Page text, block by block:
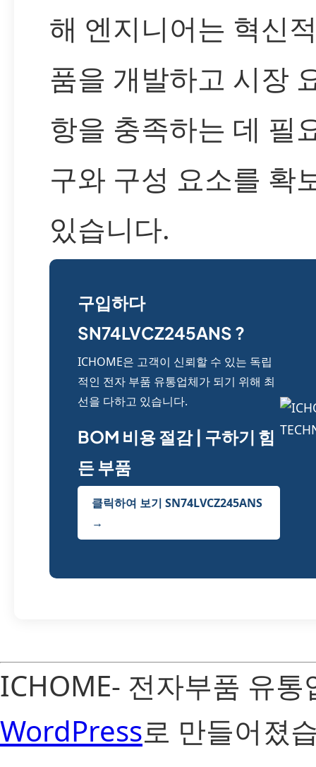
해 엔지니어는 혁신
품을 개발하고 시장
항을 충족하는 데 필
구와 구성 요소를 확
있습니다.
구입하다
SN74LVCZ245ANS ?
ICHOME은 고객이 신뢰할 수 있는 독립
적인 전자 부품 유통업체가 되기 위해 최
선을 다하고 있습니다.
BOM 비용 절감 | 구하기 힘
든 부품
클릭하여 보기 SN74LVCZ245ANS
→
ICHOME- 전자부품 유
WordPress로 만들어졌